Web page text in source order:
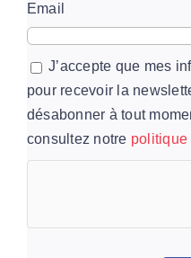
Email
J’accepte que mes
pour recevoir la
désabonner à tout
consultez notre politique